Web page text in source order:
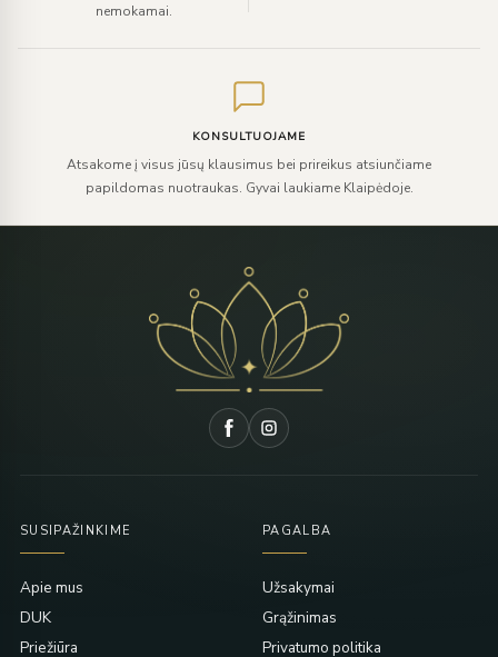
nemokamai.
KONSULTUOJAME
Atsakome į visus jūsų klausimus bei prireikus atsiunčiame
papildomas nuotraukas. Gyvai laukiame Klaipėdoje.
SUSIPAŽINKIME
Apie mus
DUK
Priežiūra
PAGALBA
Užsakymai
Grąžinimas
Privatumo politika